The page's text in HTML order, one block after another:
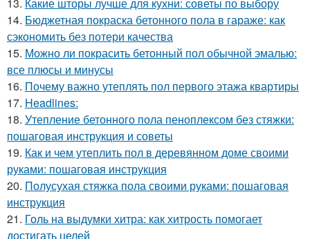
14. Бюджетная покраска бетонного пола в гараже: как
сэкономить без потери качества
15. Можно ли покрасить бетонный пол обычной эмалью:
все плюсы и минусы
16. Почему важно утеплять пол первого этажа квартиры
17. Headlines:
18. Утепление бетонного пола пеноплексом без стяжки:
пошаговая инструкция и советы
19. Как и чем утеплить пол в деревянном доме своими
руками: пошаговая инструкция
20. Полусухая стяжка пола своими руками: пошаговая
инструкция
21. Голь на выдумки хитра: как хитрость помогает
достигать целей